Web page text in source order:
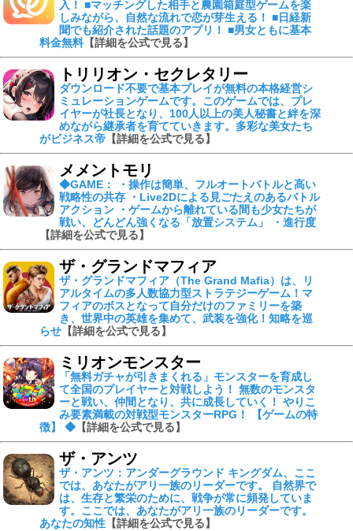
入！ ■マッチングした相手と農園箱庭型ゲームを楽
しみながら、自然な流れで恋が芽生える！ ■日経新
聞でも紹介された話題のアプリ！ ■男女ともに基本
料金無料【詳細を公式で見る】
トリリオン・セクレタリー
ダウンロード不要で基本プレイが無料の本格経営シ
ミュレーションゲームです。このゲームでは、プレ
イヤーが社長となり、100人以上の美人秘書と絆を深
めながら継承者を育てていきます。多彩な美女たち
がビジネス帝【詳細を公式で見る】
メメントモリ
◆GAME： ・操作は簡単、フルオートバトルと高い
戦略性の共存 ・Live2Dによる見ごたえのあるバトル
アクション ・ゲームから離れている間も少女たちが
戦い、どんどん強くなる「放置システム」 ・進行度
【詳細を公式で見る】
ザ・グランドマフィア
ザ・グランドマフィア（The Grand Mafia）は、リ
アルタイムの多人数協力型ストラテジーゲーム！マ
フィアのボスとなって自分だけのファミリーを築
き、世界中の英雄を集めて、武装を強化！知略を巡
らせ【詳細を公式で見る】
ミリオンモンスター
「無料ガチャが引きまくれる」モンスターを育成し
て全国のプレイヤーと対戦しよう！ 無数のモンスタ
ーと戦い、仲間となり、共に成長していく！ やりこ
み要素満載の対戦型モンスターRPG！ 【ゲームの特
徴】 ◆【詳細を公式で見る】
ザ・アンツ
ザ・アンツ：アンダーグラウンド キングダム、ここ
では、あなたがアリ一族のリーダーです。 自然界で
は、生存と繁栄のために、戦争が常に頻発していま
す。ここでは、あなたがアリ一族のリーダーです。
あなたの知性【詳細を公式で見る】